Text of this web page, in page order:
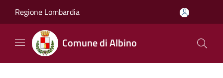
Regione Lombardia
Comune di Albino